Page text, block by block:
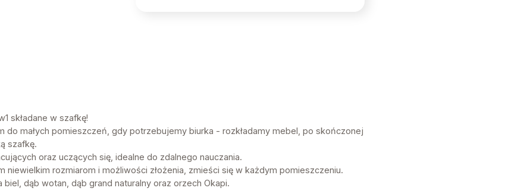
składane w szafkę!
do małych pomieszczeń, gdy potrzebujemy biurka - rozkładamy mebel, po skończonej
szafkę.
oraz uczących się, idealne do zdalnego nauczania.
niewielkim rozmiarom i możliwości złożenia, zmieści się w każdym pomieszczeniu.
dąb wotan, dąb grand naturalny oraz orzech Okapi.